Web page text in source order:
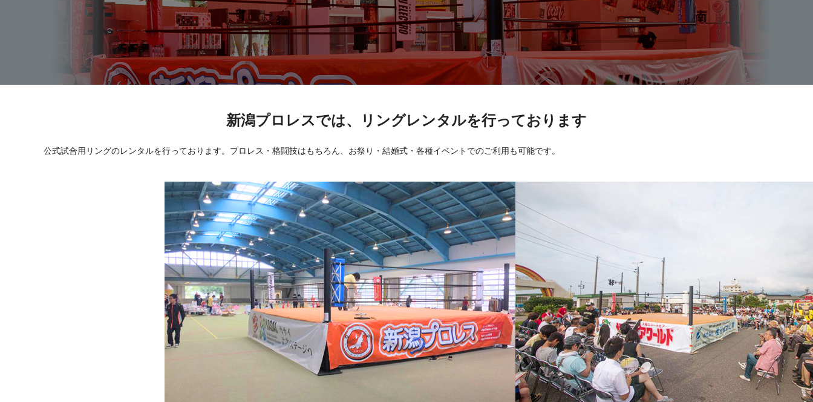
新潟プロレスでは、リングレンタルを行っております
公式試合用リングのレンタルを行っております。プロレス・格闘技はもちろん、お祭り・結婚式・各種イベントでのご利用も可能です。